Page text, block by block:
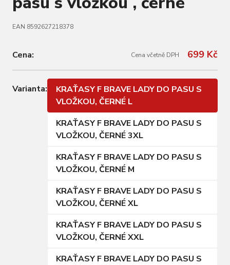
EAN 8592627218378
Cena: Cena včetně DPH 699 Kč
Varianta:
KRAŤASY F BRAVE LADY DO PASU S
VLOŽKOU, ČERNÉ L
KRAŤASY F BRAVE LADY DO PASU S
VLOŽKOU, ČERNÉ 3XL
KRAŤASY F BRAVE LADY DO PASU S
VLOŽKOU, ČERNÉ M
KRAŤASY F BRAVE LADY DO PASU S
VLOŽKOU, ČERNÉ XL
KRAŤASY F BRAVE LADY DO PASU S
VLOŽKOU, ČERNÉ XXL
KRAŤASY F BRAVE LADY DO PASU S